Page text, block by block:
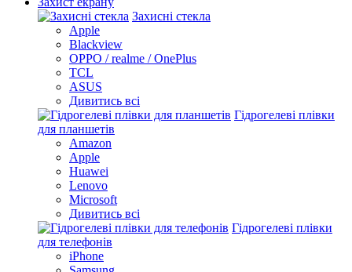
Захисні стекла
Apple
Blackview
OPPO / realme / OnePlus
TCL
ASUS
Дивитись всі
Гідрогелеві плівки
для планшетів
Amazon
Apple
Huawei
Lenovo
Microsoft
Дивитись всі
Гідрогелеві плівки
для телефонів
iPhone